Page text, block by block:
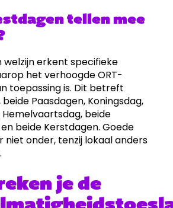
tellen mee
welzijn erkent specifieke
het verhoogde ORT-
toepassing is. Dit betreft
Paasdagen, Koningsdag,
Hemelvaartsdag, beide
beide Kerstdagen. Goede
niet onder, tenzij lokaal anders
je de